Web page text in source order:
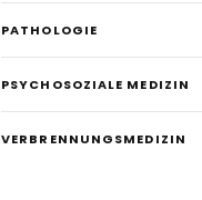
PATHOLOGIE
PSYCHOSOZIALE MEDIZIN
VERBRENNUNGSMEDIZIN